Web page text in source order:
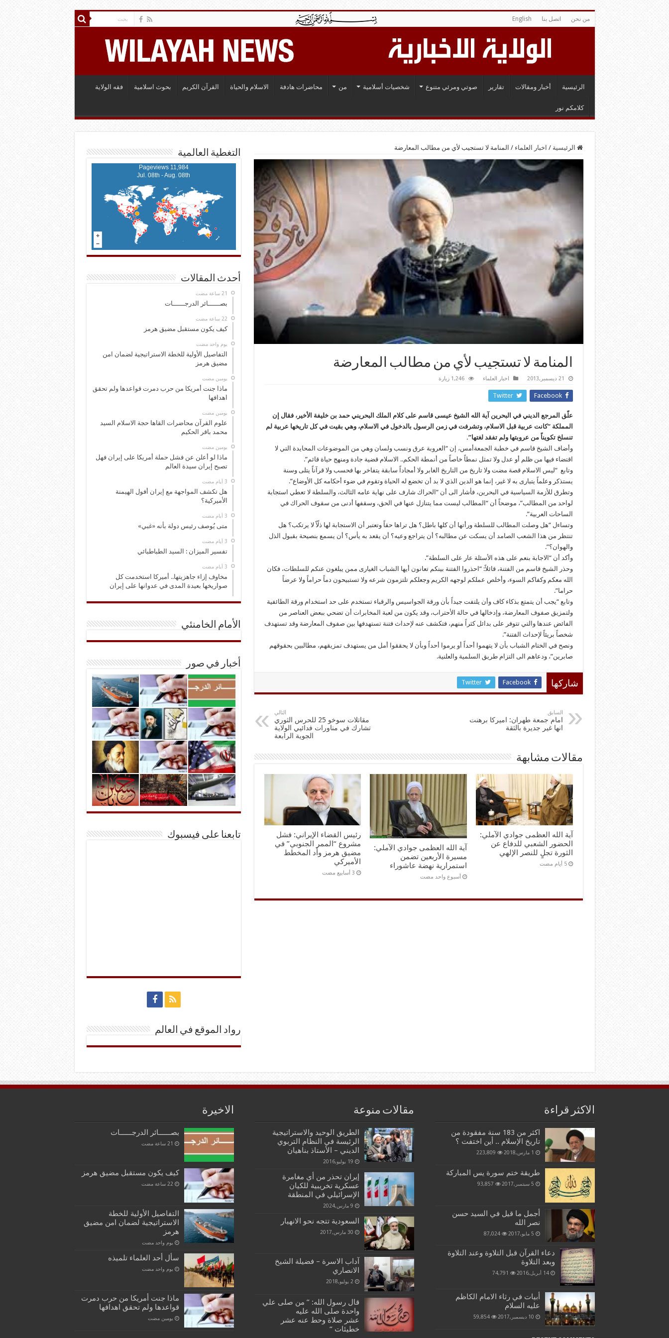
من نحن اتصل بنا English
الرئيسية أخبار ومقالات تقارير صوتي ومرئي متنوع شخصيات أسلامية من محاضرات هادفة الاسلام والحياة القرآن الكريم بحوث اسلامية فقه الولاية
كلامكم نور
الرئيسية / اخبار العلماء / المنامة لا تستجيب لأي من مطالب المعارضة
المنامة لا تستجيب لأي من مطالب المعارضة
21 ديسمبر,2013 اخبار العلماء 1,246 زيارة
Facebook
Twitter
علّق المرجع الديني في البحرين آية الله الشيخ عيسى قاسم على كلام الملك البحريني حمد بن خليفة الأخير، فقال إن
المملكة “كانت عربية قبل الاسلام، وتشرفت في زمن الرسول بالدخول في الاسلام، وهي بقيت في كل تاريخها عربية لم
تنسلخ تكويناً من عروبتها ولم تفقد لغتها”.
وأضاف الشيخ قاسم في خطبة الجمعةأمس، إن “العروبة عرق ونسب ولسان وهي من الموضوعات المحايدة التي لا
اقتضاء فيها من ظلم أو عدل ولا تمثل نمطاً خاصاً من أنمطة الحكم.. الاسلام قضية جادة ومنهج حياة قائم”.
وتابع “ليس الاسلام قصة مضت ولا تاريخ من التاريخ الغابر ولا أمجاداً سابقة يتفاخر بها فحسب ولا قرآناً يتلى وسنة
يستذكر وعلماً يتبارى به لا غير، إنما هو الدين الذي لا بد أن تخضع له الحياة وتقوم في ضوء أحكامه كل الأوضاع”.
وتطرق للأزمة السياسية في البحرين، فأشار الى أن “الحراك شارف على نهاية عامه الثالث، والسلطة لا تعطي استجابة
لواحد من المطالب”، موضحاً أن “المطالب ليست مما يتنازل عنها في الحق، وسقفها أدنى من سقوف الحراك في
الساحات العربية”.
وتساءل “هل وصلت المطالب للسلطة ورأتها أن كلها باطل؟ هل تراها حقاً وتعتبر أن الاستجابة لها ذلّاً لا يرتكب؟ هل
تنتظر من هذا الشعب الصامد أن يسكت عن مطالبه؟ أن يتراجع وعيه؟ أن يقعد به يأس؟ أن يسمع بنصيحة بقبول الذل
والهوان؟”.
وأكد أن “الاجابة بنعم على هذه الأسئلة عار على السلطة”.
وحذر الشيخ قاسم من الفتنة، قائلاً: “احذروا الفتنة بينكم تعانون أيها الشباب الغيارى ممن يبلغون عنكم للسلطات، فكان
الله معكم وكفاكم السوء، وأخلص عملكم لوجهه الكريم وجعلكم تلتزمون شرعه ولا تستبيحون دماً حراماً ولا عرضاً
حراما”.
وتابع “يجب أن يتمتع بذكاء كاف وأن يلتفت جيداً بأن ورقة الجواسيس والرقباء تستخدم على حد استخدام ورقة الطائفية
ولتمزيق صفوف المعارضة، وإدخالها في حالة الأحتراب، وقد يكون من لعبة المخابرات أن تضحي ببعض العناصر من
الفائض عندها والتي تتوفر على بدائل كثراً منهم، فتكشف عنه لإحداث فتنة تستهدفها بين صفوف المعارضة وقد تستهدف
شخصاً بريئاً لإحداث الفتنة”.
ونصح في الختام الشباب بأن لا يتهموا أحداً أو يرموا أحداً وبأن لا يحققوا أمل من يستهدف تمزيقهم، مطالبين بحقوقهم
صابرين”، ودعاهم الى التزام طريق السلمية والعلنية.
شاركها Facebook
Twitter
السابق
امام جمعة طهران: اميركا برهنت
انها غير جديرة بالثقة
التالي
مقاتلات سوخو 25 للحرس الثوري
تشارك في مناورات فدائيي الولاية
الجوية الرابعة
مقالات مشابهة
آية الله العظمى جوادي الآملي:
الحضور الشعبي للدفاع عن
الثورة تجلٍ للنصر الإلهي
‏5 أيام مضت
آية الله العظمى جوادي الآملي:
مسيرة الأربعين تضمن
استمرارية نهضة عاشوراء
‏أسبوع واحد مضت
رئيس القضاء الإيراني: فشل
مشروع “الممر الجنوبي” في
مضيق هرمز وأد المخطط
الأميركي
التغطية العالمية
11,984 Pageviews
Jul. 08th - Aug. 08th
أحدث المقالات
بصــــــائر الدرجــــــات
كيف يكون مستقبل مضيق هرمز
‏يوم واحد مضت
التفاصيل الأولية للخطة الاستراتيجية لضمان امن
مضيق هرمز
‏يومين مضت
ماذا جنت أمريكا من حرب دمرت قواعدها ولم تحقق
اهدافها
‏يومين مضت
علوم القرآن محاضرات القاها حجة الاسلام السيد
محمد باقر الحكيم
‏يومين مضت
ماذا لو أعلن عن فشل حملة أمريكا على إيران فهل
تصبح إيران سيدة العالم
هل تكشف المواجهة مع إيران أفول الهيمنة
الأميركية؟
متى يُوصف رئيس دولة بأنه «غبي»
تفسير الميزان : السيد الطباطبائي
مخاوف إزاء جاهزيتها.. أميركا استخدمت كل
صواريخها بعيدة المدى في عدوانها على إيران
الأمام الخامنئي
أخبار في صور
تابعنا على فيسبوك
رواد الموقع في العالم
الاكثر قراءة
اكثر من 183 سنة مفقودة من
تاريخ الإسلام .. أين اختفت ؟
1 مارس,2018 223,809
طريقة ختم سورة يس المباركة
5 سبتمبر,2017 93,857
أجمل ما قيل في السيد حسن
نصر الله
5 مايو,2017 87,024
دعاء القرآن قبل التلاوة وعند التلاوة
وبعد التلاوة
14 أبريل,2016 74,791
أبيات في رثاء الامام الكاظم
عليه السلام
10 ديسمبر,2017 59,854
مقالات منوعة
الطريق الوحيد والاستراتيجية
الرئيسة في النظام التربوي
الديني – الأستاذ بناهيان
19 يوليو,2016
إيران تحذر من أي مغامرة
عسكرية تخريبية للكيان
الإسرائيلي في المنطقة
9 مارس,2024
السعودية تتجه نحو الانهيار
30 مارس,2017
آداب الاسرة – فضيلة الشيخ
الانصاري
2 يوليو,2018
قال رسول الله: ” من صلى علي
واحدة صلى الله عليه
عشر صلاة وحط عنه عشر
خطيئات “
الاخيرة
بصــــــائر الدرجــــــات
كيف يكون مستقبل مضيق هرمز
التفاصيل الأولية للخطة
الاستراتيجية لضمان امن مضيق
هرمز
‏يوم واحد مضت
سأل أحد العلماء تلميذه
‏يوم واحد مضت
ماذا جنت أمريكا من حرب دمرت
قواعدها ولم تحقق اهدافها
‏يومين مضت